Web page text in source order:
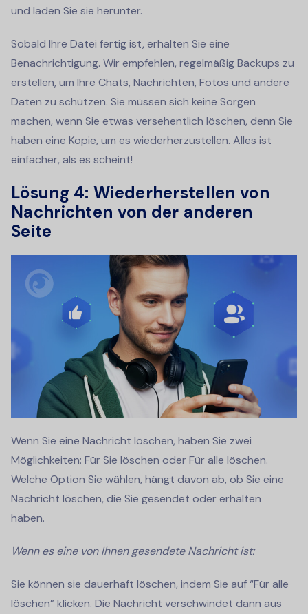
und laden Sie sie herunter.
Sobald Ihre Datei fertig ist, erhalten Sie eine
Benachrichtigung. Wir empfehlen, regelmäßig Backups zu
erstellen, um Ihre Chats, Nachrichten, Fotos und andere
Daten zu schützen. Sie müssen sich keine Sorgen
machen, wenn Sie etwas versehentlich löschen, denn Sie
haben eine Kopie, um es wiederherzustellen. Alles ist
einfacher, als es scheint!
Lösung 4: Wiederherstellen von
Nachrichten von der anderen
Seite
Wenn Sie eine Nachricht löschen, haben Sie zwei
Möglichkeiten: Für Sie löschen oder Für alle löschen.
Welche Option Sie wählen, hängt davon ab, ob Sie eine
Nachricht löschen, die Sie gesendet oder erhalten
haben.
Wenn es eine von Ihnen gesendete Nachricht ist:
Sie können sie dauerhaft löschen, indem Sie auf “Für alle
löschen” klicken. Die Nachricht verschwindet dann aus